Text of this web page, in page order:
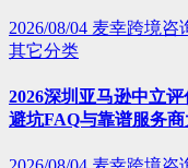
2026/08/04 麦幸跨境咨
其它分类
2026深圳亚马逊中立
避坑FAQ与靠谱服务商